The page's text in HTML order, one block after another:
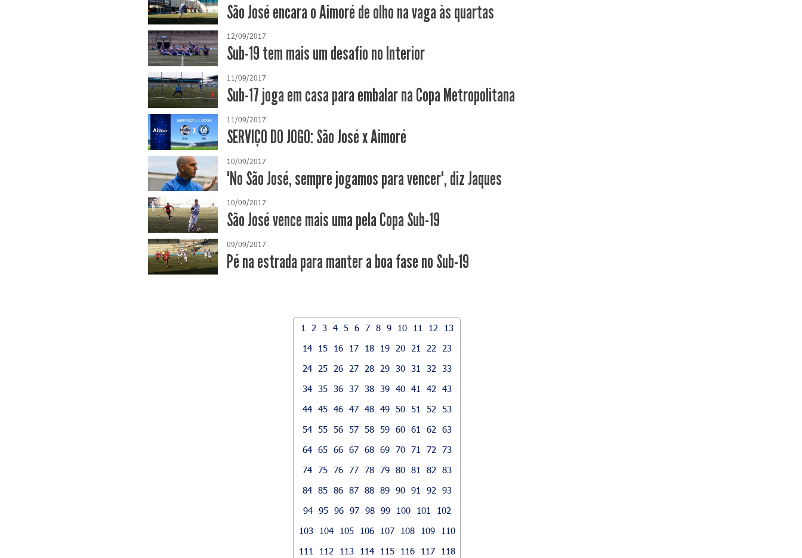
São José encara o Aimoré de olho na vaga às quartas
12/09/2017
Sub-19 tem mais um desafio no Interior
11/09/2017
Sub-17 joga em casa para embalar na Copa Metropolitana
11/09/2017
SERVIÇO DO JOGO: São José x Aimoré
10/09/2017
"No São José, sempre jogamos para vencer", diz Jaques
10/09/2017
São José vence mais uma pela Copa Sub-19
09/09/2017
Pé na estrada para manter a boa fase no Sub-19
1 2 3 4 5 6 7 8 9 10 11 12
13
14
15 16 17 18 19 20 21 22
23
24
25 26 27 28 29 30 31 32
33
34 35 36 37 38 39 40 41 42
43
44 45 46 47 48 49 50 51 52
53
54 55 56 57 58 59 60 61 62
63
64 65 66 67 68 69 70 71 72
73
74 75 76 77 78 79 80 81 82
83
84 85 86 87 88 89 90 91 92
93
94 95 96 97 98 99 100 101
102
103
104 105 106 107 108 109
110
111
112 113 114 115 116 117
118